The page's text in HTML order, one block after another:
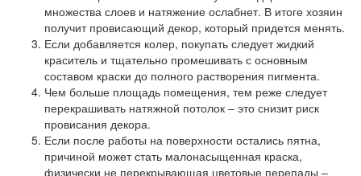
множества слоев и натяжение ослабнет. В итоге хозяин
получит провисающий декор, который придется менять.
Если добавляется колер, покупать следует жидкий
краситель и тщательно промешивать с основным
составом краски до полного растворения пигмента.
Чем больше площадь помещения, тем реже следует
перекрашивать натяжной потолок – это снизит риск
провисания декора.
Если после работы на поверхности остались пятна,
причиной может стать малонасыщенная краска,
физически не перекрывающая цветовые перепады –